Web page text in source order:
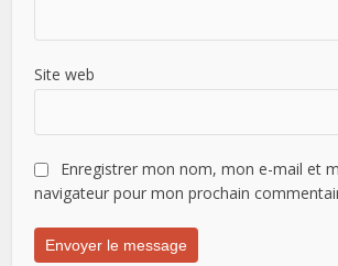
Site web
Enregistrer mon nom, mon e-mail et
navigateur pour mon prochain